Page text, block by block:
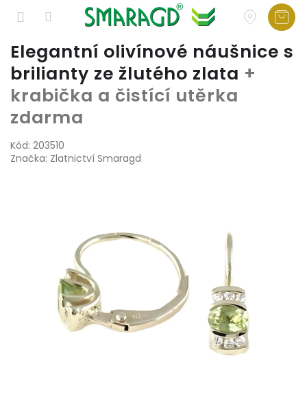
Přejít
obsah
Elegantní olivínové náušnice s
brilianty ze žlutého zlata +
krabička a čistící utěrka
zdarma
Kód: 203510
Značka: Zlatnictví Smaragd